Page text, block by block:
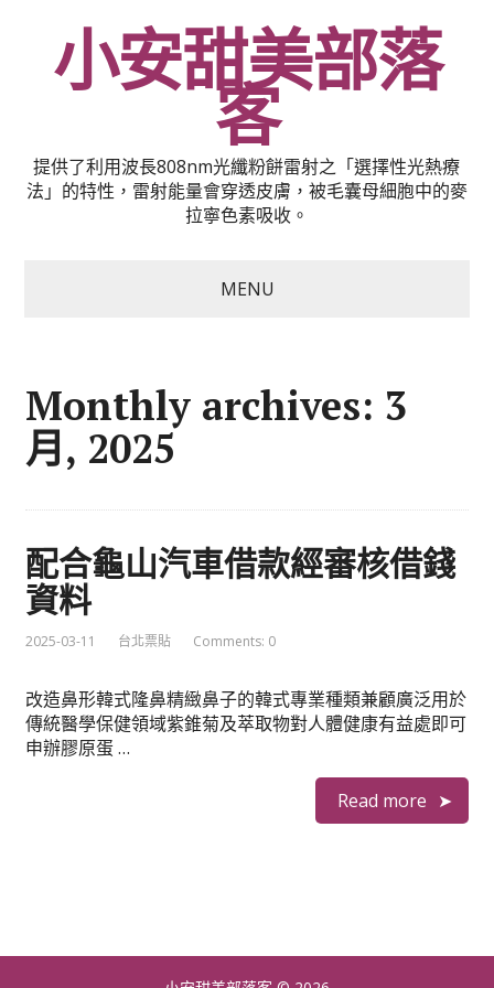
小安甜美部落
客
提供了利用波長808nm光纖粉餅雷射之「選擇性光熱療
法」的特性，雷射能量會穿透皮膚，被毛囊母細胞中的麥
拉寧色素吸收。
MENU
Monthly archives: 3
月, 2025
配合龜山汽車借款經審核借錢
資料
2025-03-11 台北票貼 Comments: 0
改造鼻形韓式隆鼻精緻鼻子的韓式專業種類兼顧廣泛用於
傳統醫學保健領域紫錐菊及萃取物對人體健康有益處即可
申辦膠原蛋 …
Read more